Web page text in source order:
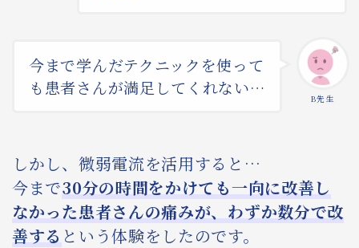
B先生
今まで学んだテクニックを使って
も患者さんが満足してくれない…
しかし、微弱電流を活用すると…
今まで30分の時間をかけても一向に改善し
なかった患者さんの痛みが、わずか数分で改
善する という体験をしたのです。